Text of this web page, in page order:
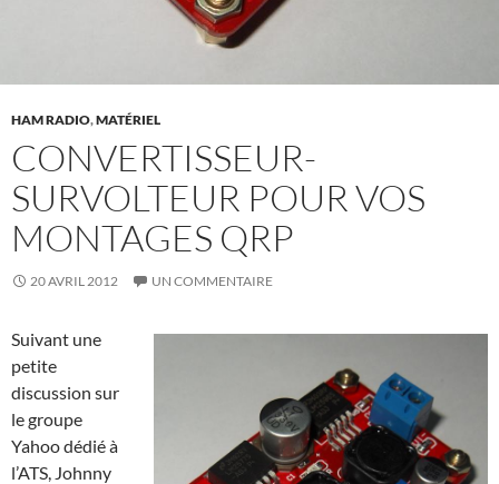
HAM RADIO,MATÉRIEL
CONVERTISSEUR-
SURVOLTEUR POUR VOS
MONTAGES QRP
20 AVRIL 2012 UN COMMENTAIRE
Suivant une
petite
discussion sur
le groupe
Yahoo dédié à
l’ATS, Johnny